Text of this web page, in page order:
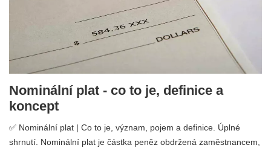
Nominální plat - co to je, definice a
koncept
✅ Nominální plat | Co to je, význam, pojem a definice. Úplné
shrnutí. Nominální plat je částka peněz obdržená zaměstnancem,